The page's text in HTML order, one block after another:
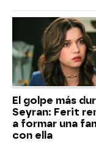
El golpe más
Seyran: Ferit
a formar una
con ella